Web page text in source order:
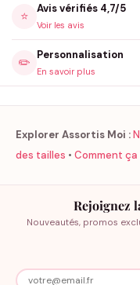
⭐
Avis vérifiés 4,7/5
Voir les avis
✏️
Personnalisation
En savoir plus
Explorer Assortis Moi :
des tailles • Comment ça
Rejoignez
Nouveautés, promos